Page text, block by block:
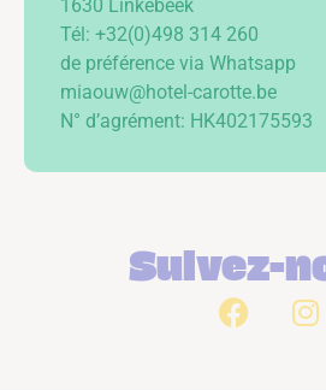
1630 Linkebeek
Tél: +32(0)498 314 260
de préférence via Whatsapp
miaouw@hotel-carotte.be
N° d’agrément: HK402175593
Suivez-